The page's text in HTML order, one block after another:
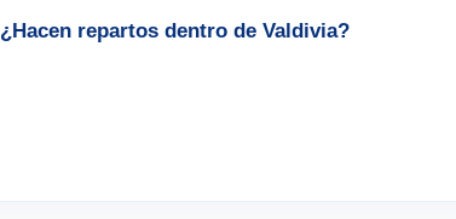
¿Hacen repartos dentro de Valdivia?